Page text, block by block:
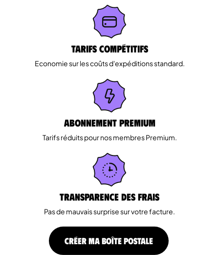
Tarifs Compétitifs
Economie sur les coûts d'expéditions standard.
Abonnement Premium
Tarifs réduits pour nos membres Premium.
Transparence des Frais
Pas de mauvais surprise sur votre facture.
CRÉER MA BOÎTE POSTALE